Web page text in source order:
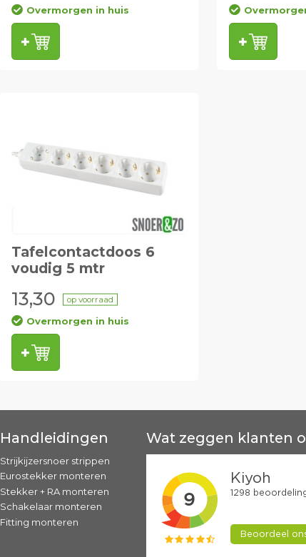
Overmorgen in huis
Tafelcontactdoos 6
voudig 5 mtr
13,30 op voorraad
Overmorgen in huis
Handleidingen
Strijkijzersnoer strippen
Eurostekker monteren
Stekker + RA monteren
Schakelaar monteren
Fitting monteren
Wat zeggen klanten